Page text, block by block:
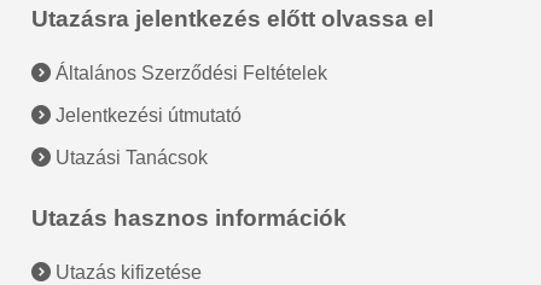
Utazásra jelentkezés előtt olvassa el
Általános Szerződési Feltételek
Jelentkezési útmutató
Utazási Tanácsok
Utazás hasznos információk
Utazás kifizetése